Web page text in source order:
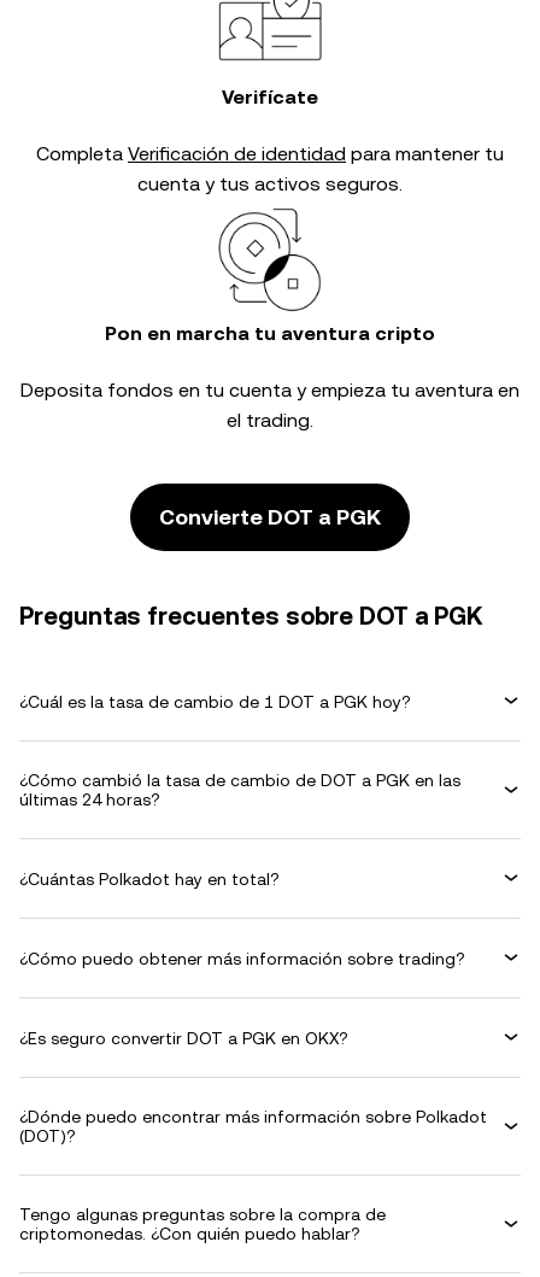
Verifícate
Completa Verificación de identidad para mantener tu
cuenta y tus activos seguros.
Pon en marcha tu aventura cripto
Deposita fondos en tu cuenta y empieza tu aventura en
el trading.
Convierte DOT a PGK
Preguntas frecuentes sobre DOT a PGK
¿Cuál es la tasa de cambio de 1 DOT a PGK hoy?
¿Cómo cambió la tasa de cambio de DOT a PGK en las
últimas 24 horas?
¿Cuántas Polkadot hay en total?
¿Cómo puedo obtener más información sobre trading?
¿Es seguro convertir DOT a PGK en OKX?
¿Dónde puedo encontrar más información sobre Polkadot
(DOT)?
Tengo algunas preguntas sobre la compra de
criptomonedas. ¿Con quién puedo hablar?